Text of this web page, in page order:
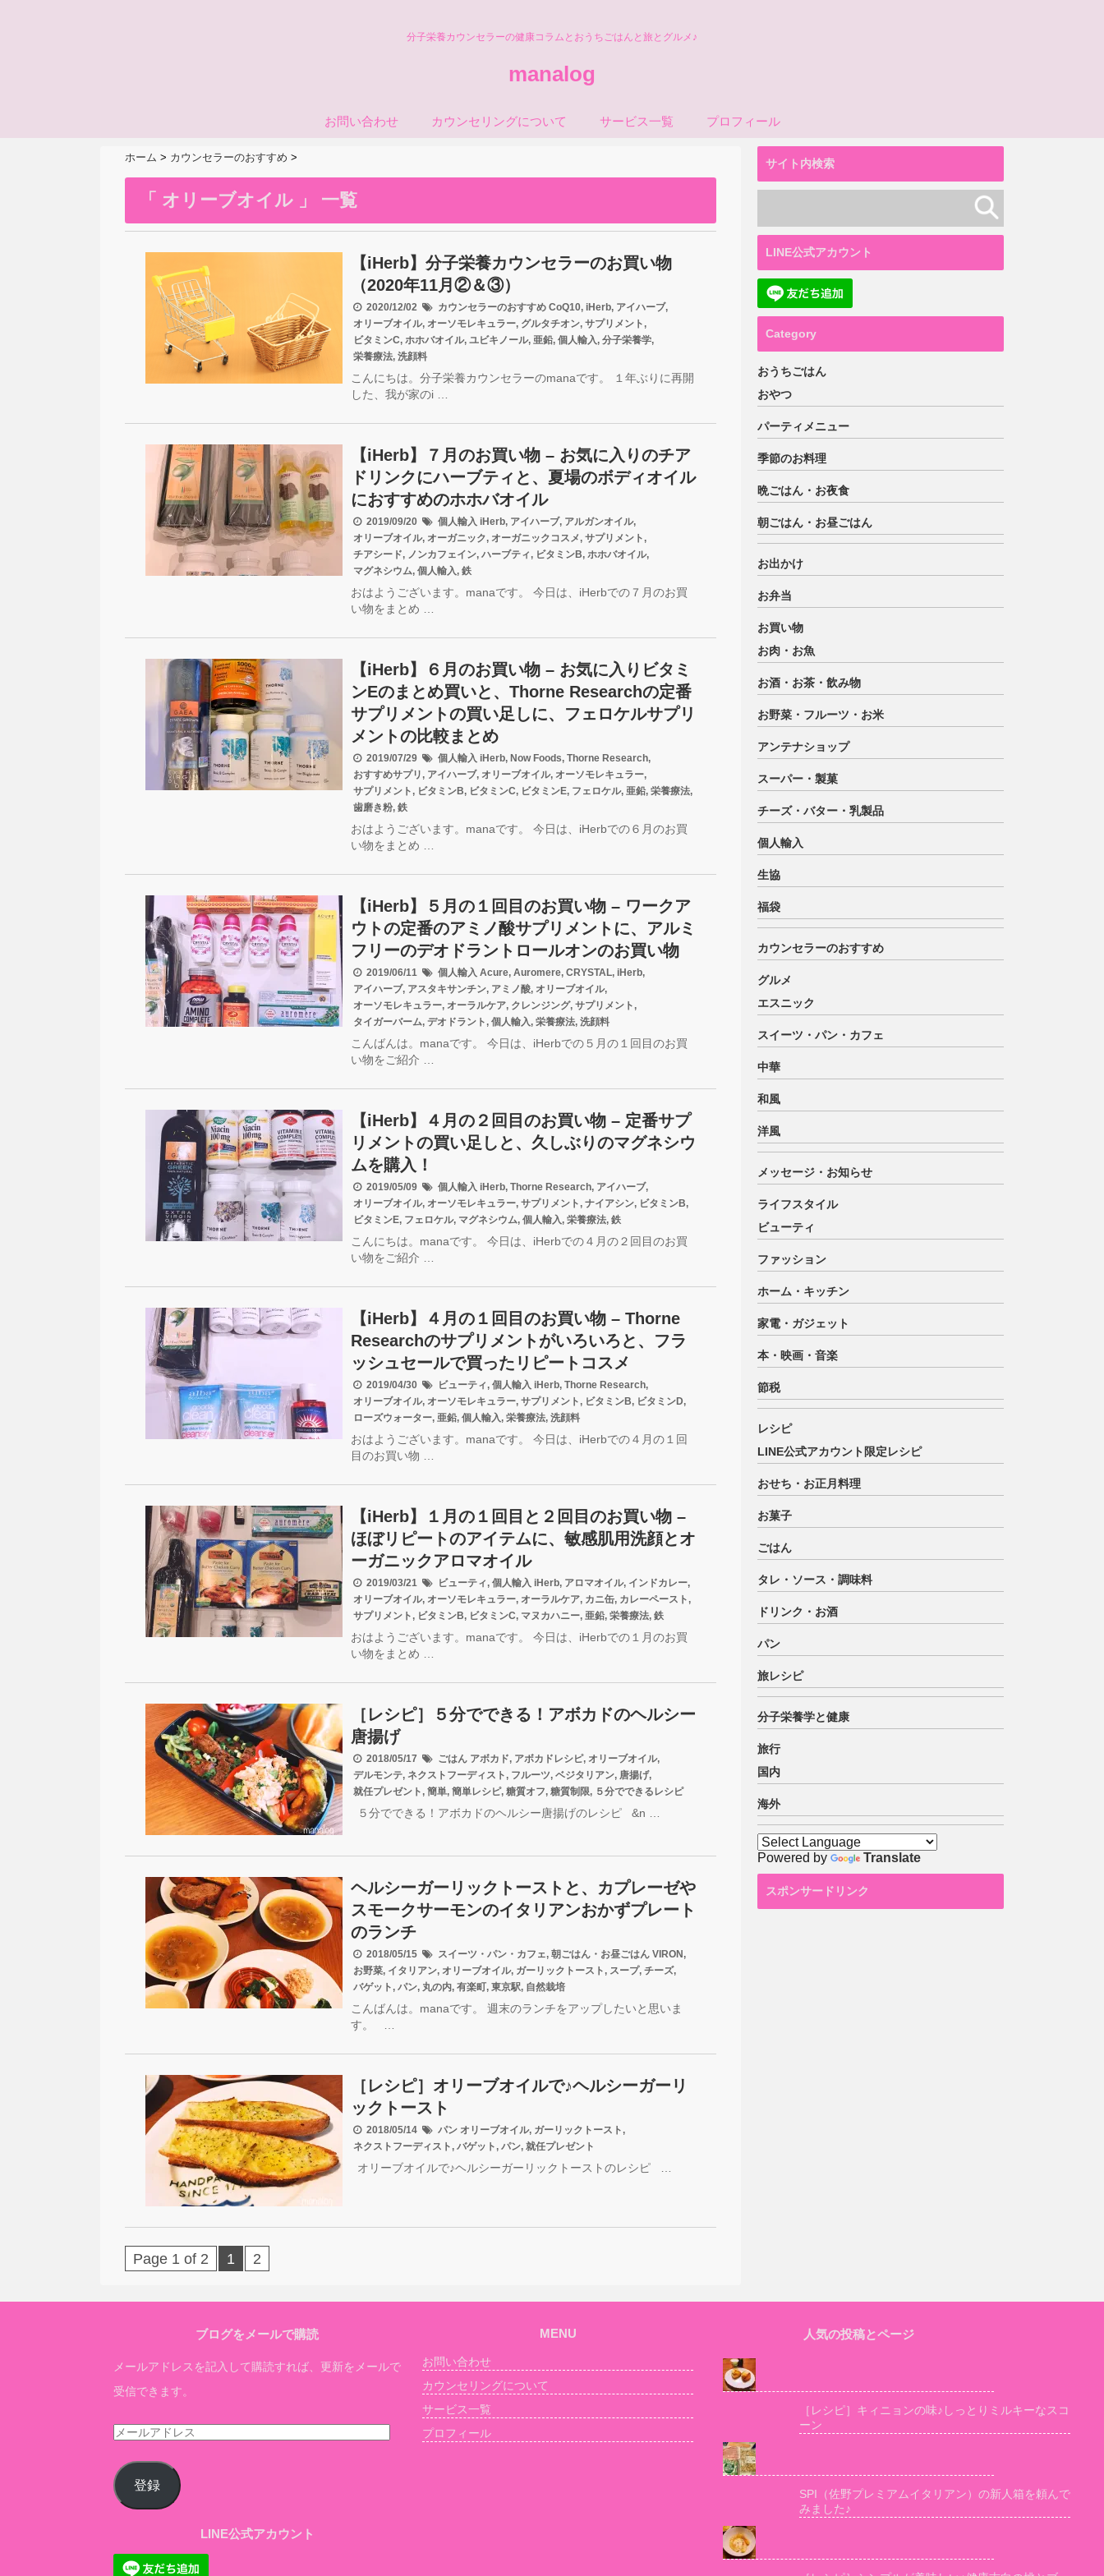
分子栄養カウンセラーの健康コラムとおうちごはんと旅とグルメ♪
manalog
お問い合わせ カウンセリングについて サービス一覧 プロフィール
ホーム > カウンセラーのおすすめ >
「 オリーブオイル 」 一覧
【iHerb】分子栄養カウンセラーのお買い物
（2020年11月②＆③）
2020/12/02 カウンセラーのおすすめ CoQ10, iHerb, アイハーブ,
オリーブオイル, オーソモレキュラー, グルタチオン, サプリメント ,
ビタミンC, ホホバオイル, ユビキノール, 亜鉛, 個人輸入, 分子栄養学,
栄養療法, 洗顔料
こんにちは。分子栄養カウンセラーのmanaです。 １年ぶりに再開
した、我が家のi …
【iHerb】７月のお買い物 – お気に入りのチア
ドリンクにハーブティと、夏場のボディオイル
におすすめのホホバオイル
2019/09/20 個人輸入 iHerb, アイハーブ, アルガンオイル,
オリーブオイル, オーガニック, オーガニックコスメ , サプリメント ,
チアシード, ノンカフェイン, ハーブティ , ビタミンB, ホホバオイル,
マグネシウム, 個人輸入, 鉄
おはようございます。manaです。 今日は、iHerbでの７月のお買
い物をまとめ …
【iHerb】６月のお買い物 – お気に入りビタミ
ンEのまとめ買いと、Thorne Researchの定番
サプリメントの買い足しに、フェロケルサプリ
メントの比較まとめ
2019/07/29 個人輸入 iHerb, Now Foods, Thorne Research,
おすすめサプリ , アイハーブ, オリーブオイル, オーソモレキュラー,
サプリメント , ビタミンB, ビタミンC, ビタミンE, フェロケル, 亜鉛, 栄養療法,
歯磨き粉, 鉄
おはようございます。manaです。 今日は、iHerbでの６月のお買
い物をまとめ …
【iHerb】５月の１回目のお買い物 – ワークア
ウトの定番のアミノ酸サプリメントに、アルミ
フリーのデオドラントロールオンのお買い物
2019/06/11 個人輸入 Acure, Auromere, CRYSTAL, iHerb,
アイハーブ, アスタキサンチン, アミノ酸, オリーブオイル,
オーソモレキュラー, オーラルケア, クレンジング, サプリメント ,
タイガーバーム, デオドラント , 個人輸入, 栄養療法, 洗顔料
こんばんは。manaです。 今日は、iHerbでの５月の１回目のお買
い物をご紹介 …
【iHerb】４月の２回目のお買い物 – 定番サプ
リメントの買い足しと、久しぶりのマグネシウ
ムを購入！
2019/05/09 個人輸入 iHerb, Thorne Research, アイハーブ,
オリーブオイル, オーソモレキュラー, サプリメント , ナイアシン, ビタミンB,
ビタミンE, フェロケル, マグネシウム, 個人輸入, 栄養療法, 鉄
こんにちは。manaです。 今日は、iHerbでの４月の２回目のお買
い物をご紹介 …
【iHerb】４月の１回目のお買い物 – Thorne
Researchのサプリメントがいろいろと、フラ
ッシュセールで買ったリピートコスメ
2019/04/30 ビューティ , 個人輸入 iHerb, Thorne Research,
オリーブオイル, オーソモレキュラー, サプリメント , ビタミンB, ビタミンD,
ローズウォーター, 亜鉛, 個人輸入, 栄養療法, 洗顔料
おはようございます。manaです。 今日は、iHerbでの４月の１回
目のお買い物 …
【iHerb】１月の１回目と２回目のお買い物 –
ほぼリピートのアイテムに、敏感肌用洗顔とオ
ーガニックアロマオイル
2019/03/21 ビューティ , 個人輸入 iHerb, アロマオイル, インドカレー,
オリーブオイル, オーソモレキュラー, オーラルケア, カニ缶, カレーペースト ,
サプリメント , ビタミンB, ビタミンC, マヌカハニー, 亜鉛, 栄養療法, 鉄
おはようございます。manaです。 今日は、iHerbでの１月のお買
い物をまとめ …
［レシピ］５分でできる！アボカドのヘルシー
唐揚げ
2018/05/17 ごはん アボカド, アボカドレシピ, オリーブオイル,
デルモンテ, ネクストフーディスト , フルーツ, ベジタリアン, 唐揚げ,
就任プレゼント , 簡単, 簡単レシピ, 糖質オフ, 糖質制限, ５分でできるレシピ
５分でできる！アボカドのヘルシー唐揚げのレシピ &n …
ヘルシーガーリックトーストと、カプレーゼや
スモークサーモンのイタリアンおかずプレート
のランチ
2018/05/15 スイーツ・パン・カフェ, 朝ごはん・お昼ごはん VIRON ,
お野菜, イタリアン, オリーブオイル, ガーリックトースト , スープ, チーズ,
バゲット , パン, 丸の内, 有楽町, 東京駅, 自然栽培
こんばんは。manaです。 週末のランチをアップしたいと思いま
す。 …
［レシピ］オリーブオイルで♪ヘルシーガーリ
ックトースト
2018/05/14 パン オリーブオイル, ガーリックトースト ,
ネクストフーディスト , バゲット , パン, 就任プレゼント
オリーブオイルで♪ヘルシーガーリックトーストのレシピ …
Page 1 of 2 1 2
サイト内検索
LINE公式アカウント
Category
おうちごはん
おやつ
パーティメニュー
季節のお料理
晩ごはん・お夜食
朝ごはん・お昼ごはん
お出かけ
お弁当
お買い物
お肉・お魚
お酒・お茶・飲み物
お野菜・フルーツ・お米
アンテナショップ
スーパー・製菓
チーズ・バター・乳製品
個人輸入
生協
福袋
カウンセラーのおすすめ
グルメ
エスニック
スイーツ・パン・カフェ
中華
和風
洋風
メッセージ・お知らせ
ライフスタイル
ビューティ
ファッション
ホーム・キッチン
家電・ガジェット
本・映画・音楽
節税
レシピ
LINE公式アカウント限定レシピ
おせち・お正月料理
お菓子
ごはん
タレ・ソース・調味料
ドリンク・お酒
パン
旅レシピ
分子栄養学と健康
旅行
国内
海外
Powered by Translate
スポンサードリンク
ブログをメールで購読
メールアドレスを記入して購読すれば、更新をメールで
受信できます。
メ
ル
ア
レ
登録
LINE公式アカウント
MENU
お問い合わせ
カウンセリングについて
サービス一覧
プロフィール
人気の投稿とページ
［レシピ］キィニョンの味♪しっとりミルキーなスコ
ーン
SPI（佐野プレミアムイタリアン）の新人箱を頼んで
みました♪